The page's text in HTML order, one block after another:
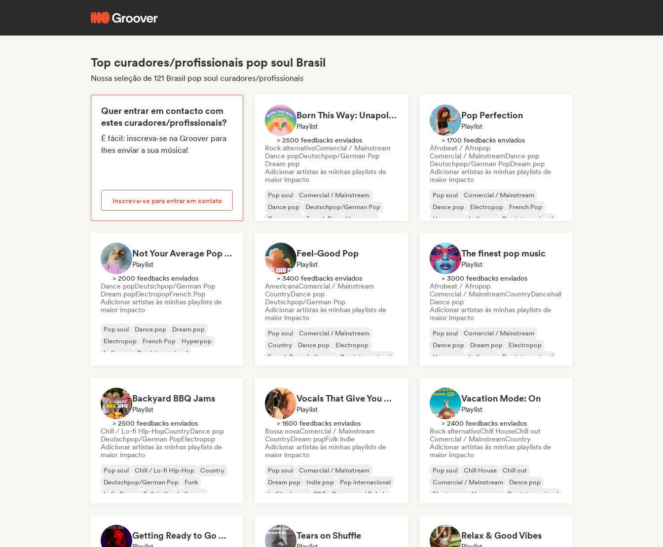
Top curadores/profissionais pop soul Brasil
Nossa seleção de 121 Brasil pop soul curadores/profissionais
Quer entrar em contacto com
estes curadores/profissionais?
É fácil: inscreva-se na Groover para
lhes enviar a sua música!
Inscreva-se para entrar em contato
Born This Way: Unapologetically Queer
Playlist
> 2500 feedbacks enviados
Rock alternativoComercial / Mainstream
Dance popDeutschpop/German Pop
Dream pop
Adicionar artistas às minhas playlists de
maior impacto
Pop soul
Comercial / Mainstream
Dance pop
Deutschpop/German Pop
Dream pop
French Pop
Hyperpop
Pop Perfection
Playlist
> 1700 feedbacks enviados
Afrobeat / Afropop
Comercial / MainstreamDance pop
Deutschpop/German PopDream pop
Adicionar artistas às minhas playlists de
maior impacto
Pop soul
Comercial / Mainstream
Dance pop
Electropop
French Pop
Hyperpop
Indie pop Pop internacional
Not Your Average Pop 🛸 Art Pop, Alt-Pop & Indie Pop
Playlist
> 2000 feedbacks enviados
Dance popDeutschpop/German Pop
Dream popElectropopFrench Pop
Adicionar artistas às minhas playlists de
maior impacto
Pop soul Dance pop
Dream pop
Electropop
French Pop
Hyperpop
Indie pop
Pop internacional
Feel-Good Pop
Playlist
> 3400 feedbacks enviados
AmericanaComercial / Mainstream
CountryDance pop
Deutschpop/German Pop
Adicionar artistas às minhas playlists de
maior impacto
Pop soul
Comercial / Mainstream
Country
Dance pop
Electropop
French Pop
Indie pop Pop internacional
The finest pop music
Playlist
> 3000 feedbacks enviados
Afrobeat / Afropop
Comercial / MainstreamCountryDancehall
Dance pop
Adicionar artistas às minhas playlists de
maior impacto
Pop soul
Comercial / Mainstream
Dance pop
Dream pop
Electropop
Hyperpop
Indie pop Pop internacional
Backyard BBQ Jams
Playlist
> 2500 feedbacks enviados
Chill / Lo-fi Hip-HopCountryDance pop
Deutschpop/German PopElectropop
Adicionar artistas às minhas playlists de
maior impacto
Pop soul Chill / Lo-fi Hip-Hop
Country
Deutschpop/German Pop
Funk
Indie Dance
Folk indie Indie pop
Vocals That Give You Chills
Playlist
> 1600 feedbacks enviados
Bossa novaComercial / Mainstream
CountryDream popFolk indie
Adicionar artistas às minhas playlists de
maior impacto
Pop soul
Comercial / Mainstream
Dream pop
Indie pop
Pop internacional
Lofi bedroom
R&B Pop suave / Balada
Vacation Mode: On
Playlist
> 2400 feedbacks enviados
Rock alternativoChill HouseChill out
Comercial / MainstreamCountry
Adicionar artistas às minhas playlists de
maior impacto
Pop soul Chill House
Chill out
Comercial / Mainstream
Dance pop
Electropop
Hyperpop Pop internacional
Getting Ready to Go Out 🍒💋 Tears on Shuffle Relax & Good Vibes